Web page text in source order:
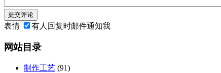
提交评论
表情 有人回复时邮件通知我
网站目录
制作工艺 (91)